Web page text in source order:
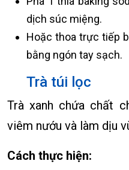
dịch súc miệng.
Hoặc thoa trực tiếp
bằng ngón tay sạch.
Trà túi lọc
Trà xanh chứa chất
viêm nướu và làm dịu
Cách thực hiện: